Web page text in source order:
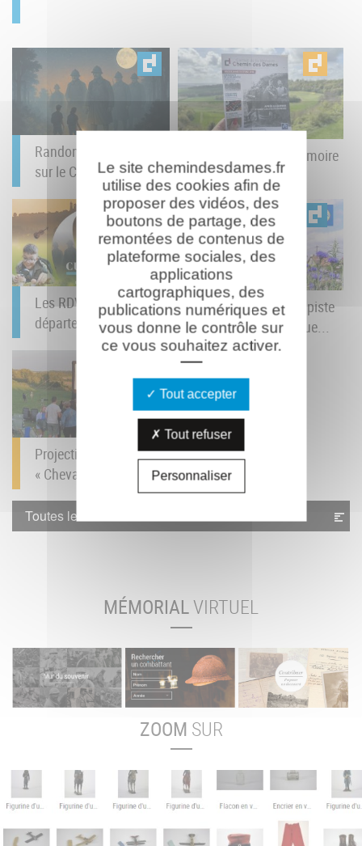
Randonnée nocturne
sur le Chemin des...
Le Carnet de la Mémoire
du Chemin des...
Les RDV Culturels du
département : juin à...
Baludik : un jeu de piste
numérique débarque...
Projection du film
« Cheval de Guerre »...
Toutes les actualités
MÉMORIALVIRTUEL
ZOOM SUR
Le site chemindesdames.fr
utilise des cookies afin de
proposer des vidéos, des
boutons de partage, des
remontées de contenus de
plateforme sociales, des
applications
cartographiques, des
publications numériques et
vous donne le contrôle sur
ce vous souhaitez activer.
Tout accepter
Tout refuser
Personnaliser